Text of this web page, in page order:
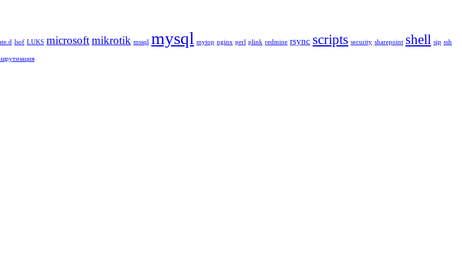
lsof LUKS microsoftmikrotik mssql mysql mytop nginx perl plink redmine rsync scripts security sharepoint shell sip ssh